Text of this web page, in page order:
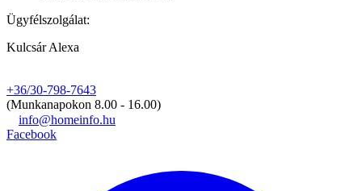
Ügyfélszolgálat:
Kulcsár Alexa
+36/30-798-7643
(Munkanapokon 8.00 - 16.00)
info@homeinfo.hu
Facebook